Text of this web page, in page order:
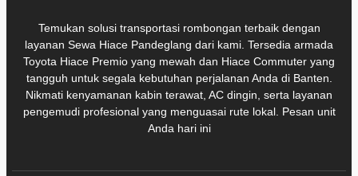
Temukan solusi transportasi rombongan terbaik dengan
layanan Sewa Hiace Pandeglang dari kami. Tersedia armada
Toyota Hiace Premio yang mewah dan Hiace Commuter yang
tangguh untuk segala kebutuhan perjalanan Anda di Banten.
Nikmati kenyamanan kabin terawat, AC dingin, serta layanan
pengemudi profesional yang menguasai rute lokal. Pesan unit
Anda hari ini